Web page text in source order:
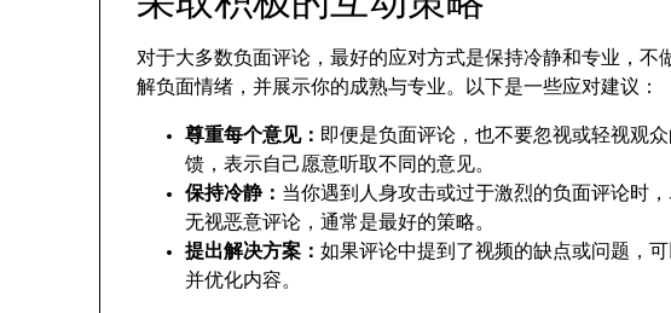
对于大多数负面评论，最好的应对方式是保持冷静和专业，不
解负面情绪，并展示你的成熟与专业。以下是一些应对建议：
尊重每个意见： 即便是负面评论，也不要忽视或轻视观
馈，表示自己愿意听取不同的意见。
保持冷静： 当你遇到人身攻击或过于激烈的负面评论时
无视恶意评论，通常是最好的策略。
提出解决方案： 如果评论中提到了视频的缺点或问题，
并优化内容。